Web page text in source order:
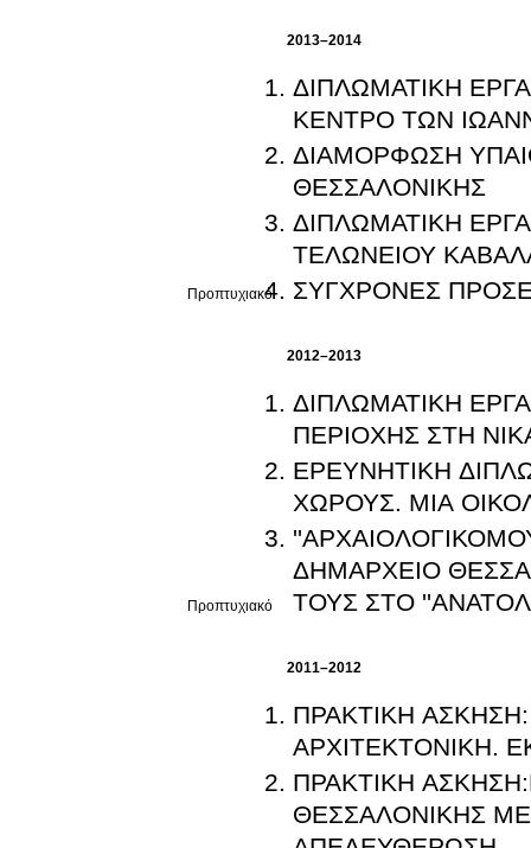
2013–2014
Προπτυχιακό
ΔΙΠΛΩΜΑΤΙΚΗ
ΚΕΝΤΡΟ ΤΩΝ
ΔΙΑΜΟΡΦΩΣΗ
ΘΕΣΣΑΛΟΝΙΚΗΣ
ΔΙΠΛΩΜΑΤΙΚΗ
ΤΕΛΩΝΕΙΟΥ
ΣΥΓΧΡΟΝΕΣ
2012–2013
Προπτυχιακό
ΔΙΠΛΩΜΑΤΙΚΗ
ΠΕΡΙΟΧΗΣ ΣΤΗ
ΕΡΕΥΝΗΤΙΚΗ
ΧΩΡΟΥΣ. ΜΙΑ
ΔΗΜΑΡΧΕΙΟ
ΤΟΥΣ ΣΤΟ
2011–2012
ΠΡΑΚΤΙΚΗ
ΑΡΧΙΤΕΚΤΟΝΙΚΗ.
ΠΡΑΚΤΙΚΗ
ΘΕΣΣΑΛΟΝΙΚΗΣ